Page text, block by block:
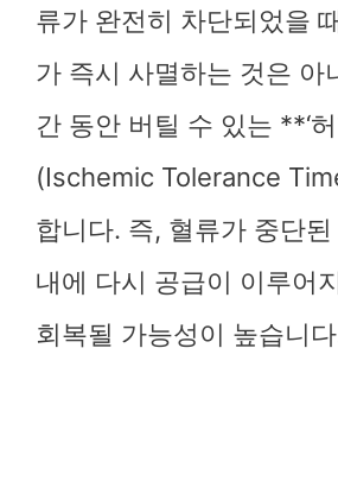
류가 완전히 차단되었을
가 즉시 사멸하는 것은 아
간 동안 버틸 수 있는 **‘
(Ischemic Tolerance
합니다. 즉, 혈류가 중단
내에 다시 공급이 이루어
회복될 가능성이 높습니